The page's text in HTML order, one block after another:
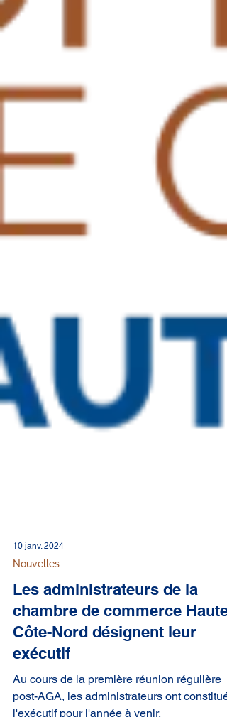
Nouvelles
Les administrateurs de la
chambre de commerce Haute-
Côte-Nord désignent leur
exécutif
Au cours de la première réunion régulière